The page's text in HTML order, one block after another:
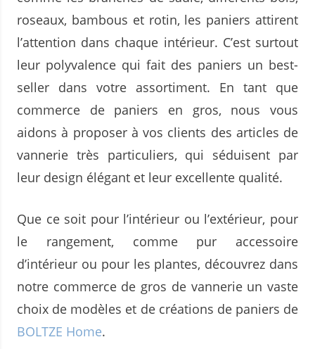
roseaux, bambous et rotin, les paniers attirent
l’attention dans chaque intérieur. C’est surtout
leur polyvalence qui fait des paniers un best-
seller dans votre assortiment. En tant que
commerce de paniers en gros, nous vous
aidons à proposer à vos clients des articles de
vannerie très particuliers, qui séduisent par
leur design élégant et leur excellente qualité.
Que ce soit pour l’intérieur ou l’extérieur, pour
le rangement, comme pur accessoire
d’intérieur ou pour les plantes, découvrez dans
notre commerce de gros de vannerie un vaste
choix de modèles et de créations de paniers de
BOLTZE Home.